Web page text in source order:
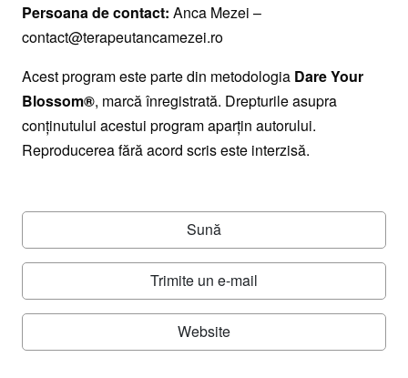
Persoana de contact: Anca Mezei –
contact@terapeutancamezei.ro
Acest program este parte din metodologia Dare Your
Blossom®, marcă înregistrată. Drepturile asupra
conținutului acestui program aparțin autorului.
Reproducerea fără acord scris este interzisă.
Sună
Trimite un e-mail
Website